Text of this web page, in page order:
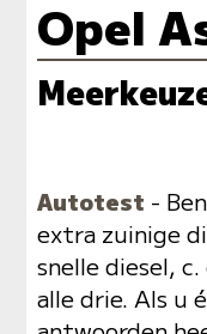
Opel
Autotest -
extra zuinige
snelle diesel,
alle drie. Als u